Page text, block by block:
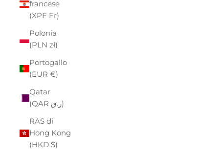
francese
(XPF Fr)
Polonia
(PLN zł)
Portogallo
(EUR €)
Qatar
(QAR ر.ق)
RAS di
Hong Kong
(HKD $)